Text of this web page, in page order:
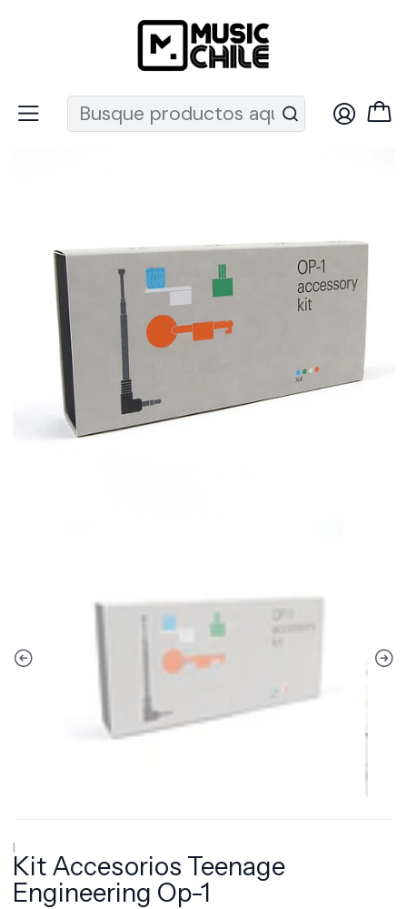
Recuerda que ahora nos puedes encontrar en el MUT
Inicio
Sintetizadores
|
Kit Accesorios Teenage
Engineering Op-1